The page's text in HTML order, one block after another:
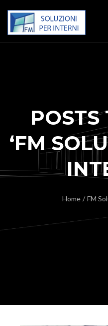
POSTS
‘FM
Home / FM